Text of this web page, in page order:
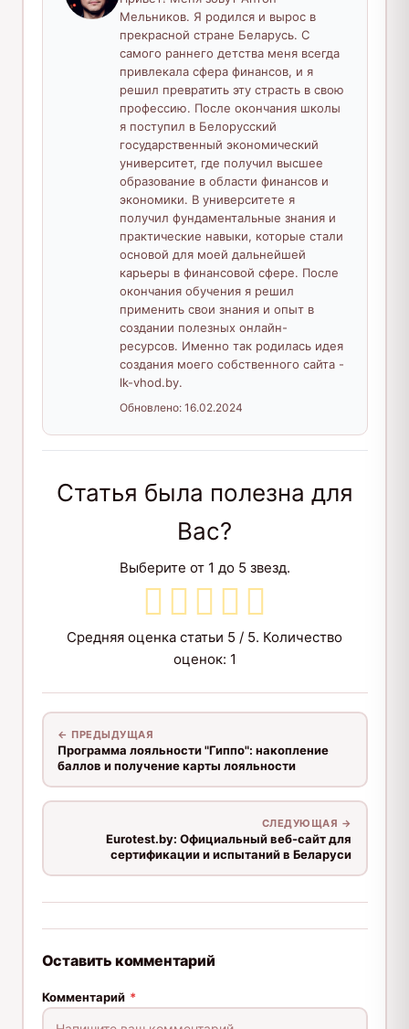
Мельников. Я родился и вырос в
прекрасной стране Беларусь. С
самого раннего детства меня всегда
привлекала сфера финансов, и я
решил превратить эту страсть в свою
профессию. После окончания школы
я поступил в Белорусский
государственный экономический
университет, где получил высшее
образование в области финансов и
экономики. В университете я
получил фундаментальные знания и
практические навыки, которые стали
основой для моей дальнейшей
карьеры в финансовой сфере. После
окончания обучения я решил
применить свои знания и опыт в
создании полезных онлайн-
ресурсов. Именно так родилась идея
создания моего собственного сайта -
lk-vhod.by.
Обновлено: 16.02.2024
Статья была полезна для
Вас?
Выберите от 1 до 5 звезд.
Средняя оценка статьи 5 / 5. Количество
оценок: 1
← ПРЕДЫДУЩАЯ
Программа лояльности "Гиппо": накопление
баллов и получение карты лояльности
СЛЕДУЮЩАЯ →
Eurotest.by: Официальный веб-сайт для
сертификации и испытаний в Беларуси
Оставить комментарий
Комментарий *